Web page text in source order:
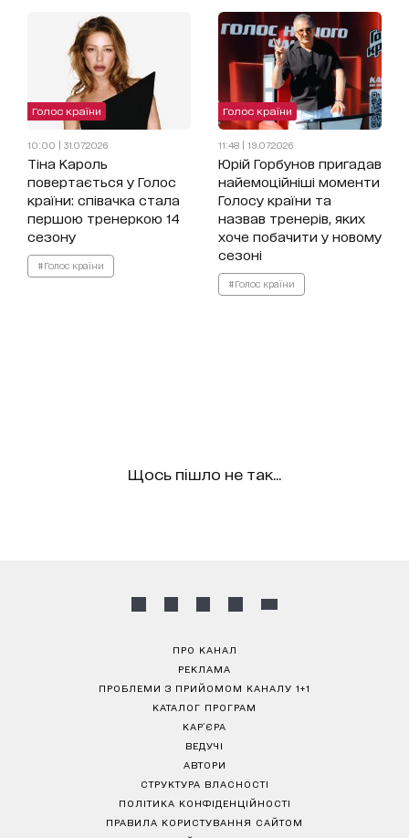
Голос країни
10:00 | 31.07.2026
Тіна Кароль
повертається у Голос
країни: співачка стала
першою тренеркою 14
сезону
#Голос країни
Голос країни
11:48 | 19.07.2026
Юрій Горбунов пригадав
найемоційніші моменти
Голосу країни та
назвав тренерів, яких
хоче побачити у новому
сезоні
#Голос країни
Щось пішло не так...
ПРО КАНАЛ
РЕКЛАМА
ПРОБЛЕМИ З ПРИЙОМОМ КАНАЛУ 1+1
КАТАЛОГ ПРОГРАМ
КАР’ЄРА
ВЕДУЧІ
АВТОРИ
СТРУКТУРА ВЛАСНОСТІ
ПОЛІТИКА КОНФІДЕНЦІЙНОСТІ
ПРАВИЛА КОРИСТУВАННЯ САЙТОМ